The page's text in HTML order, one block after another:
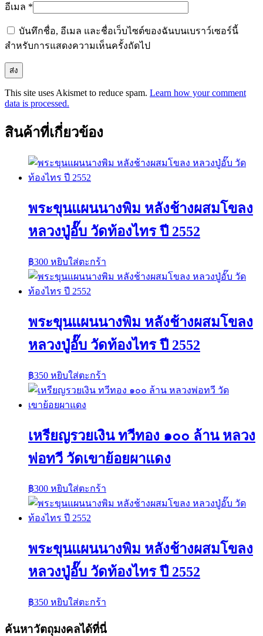
อีเมล *
บันทึกชื่อ, อีเมล และชื่อเว็บไซต์ของฉันบนเบราว์เซอร์นี้
สำหรับการแสดงความเห็นครั้งถัดไป
This site uses Akismet to reduce spam. Learn how your comment
data is processed.
สินค้าที่เกี่ยวข้อง
พระขุนแผนนางพิม หลังช้างผสมโขลง
หลวงปู่อั๊บ วัดท้องไทร ปี 2552
฿300 หยิบใส่ตะกร้า
พระขุนแผนนางพิม หลังช้างผสมโขลง
หลวงปู่อั๊บ วัดท้องไทร ปี 2552
฿350 หยิบใส่ตะกร้า
เหรียญรวยเงิน ทวีทอง ๑๐๐ ล้าน หลวง
พ่อทวี วัดเขาย้อยผาแดง
฿300 หยิบใส่ตะกร้า
พระขุนแผนนางพิม หลังช้างผสมโขลง
หลวงปู่อั๊บ วัดท้องไทร ปี 2552
฿350 หยิบใส่ตะกร้า
ค้นหาวัตถุมงคลได้ที่นี่